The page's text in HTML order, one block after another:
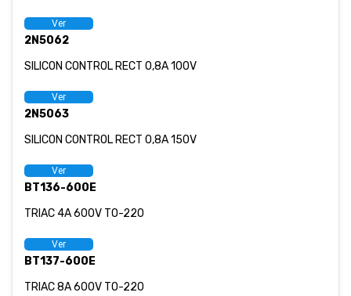
Ver
2N5062
SILICON CONTROL RECT 0,8A 100V
Ver
2N5063
SILICON CONTROL RECT 0,8A 150V
Ver
BT136-600E
TRIAC 4A 600V TO-220
Ver
BT137-600E
TRIAC 8A 600V TO-220